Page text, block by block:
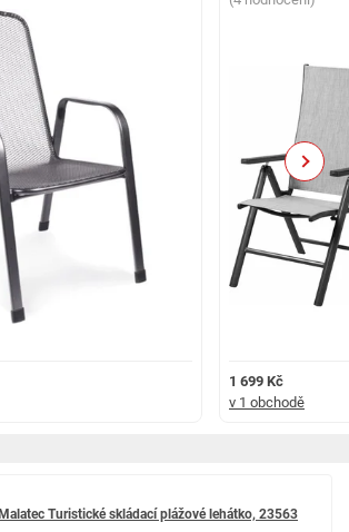
složení.
nosnost 110 kg.
rozložte váhu, aby nedošlo k naklonění nebo
1 699 Kč
v 1 obchodě
Next
Turistické skládací plážové lehátko, 23563